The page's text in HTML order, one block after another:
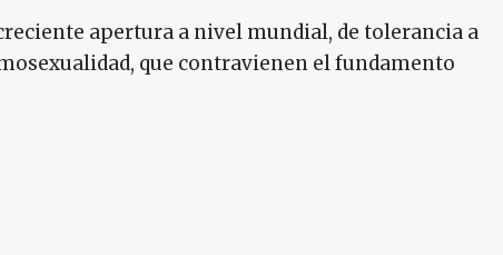
apertura a nivel mundial, de tolerancia a
que contravienen el fundamento